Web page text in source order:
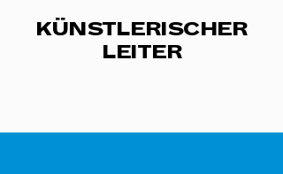
KÜNSTLERISCHER
LEITER